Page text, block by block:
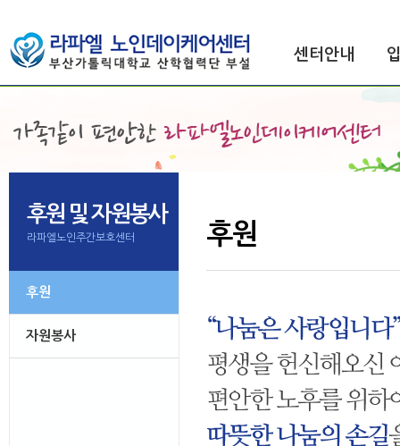
센터안내
후원 및 자원봉사
라파엘노인주간보호센터
후원
자원봉사
후원